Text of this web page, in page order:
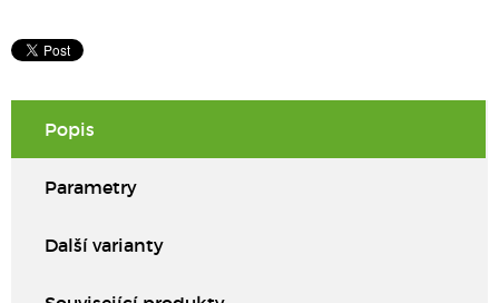
Popis
Parametry
Další varianty